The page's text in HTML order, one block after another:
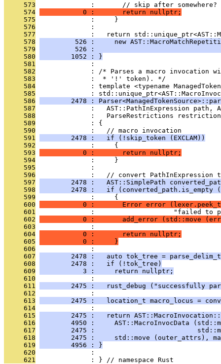
     573
              :       // skip after somewhere?
     574
           0 :       return nullptr;
     575
              :     }
     576
              :
     577
:   return
     578
526 :     new
     579
526 :
     580
        1052 : }
     581
              :
     582
: /* Parses a macro invocation
     583
              :  * '!' token). */
     584
: template <typename
     585
:
     586
2478 :
     587
:   AST::PathInExpression path,
     588
:   ParseRestrictions
     589
              : {
     590
              :   // macro invocation
     591
        2478 :   if (!skip_token (EXCLAM))
     592
              :     {
     593
           0 :       return nullptr;
     594
              :     }
     595
              :
     596
:   // convert PathInExpression
     597
2478 :   AST::SimplePath
     598
2478 :   if (converted_path.is_empty
     599
              :     {
     600
0 :       Error error
     601
:                    "failed to
     602
0 :       add_error (std::move
     603
              :
     604
           0 :       return nullptr;
     605
           0 :     }
     606
              :
     607
2478 :   auto tok_tree =
     608
        2478 :   if (!tok_tree)
     609
           3 :     return nullptr;
     610
              :
     611
2475 :   rust_debug ("successfully
     612
              :
     613
2475 :   location_t macro_locus =
     614
              :
     615
2475 :   return
     616
4950 :     AST::MacroInvocData
     617
2475 :
     618
2475 :     std::move (outer_attrs),
     619
        4956 : }
     620
              :
     621
              : } // namespace Rust